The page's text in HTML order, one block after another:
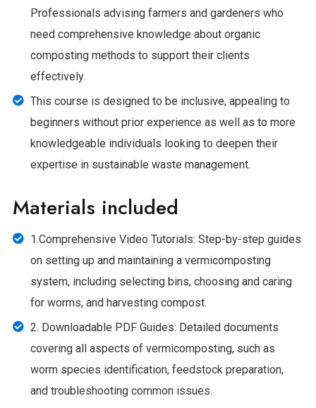
Professionals advising farmers and gardeners who
need comprehensive knowledge about organic
composting methods to support their clients
effectively.
This course is designed to be inclusive, appealing to
beginners without prior experience as well as to more
knowledgeable individuals looking to deepen their
expertise in sustainable waste management.
Materials included
1.Comprehensive Video Tutorials: Step-by-step guides
on setting up and maintaining a vermicomposting
system, including selecting bins, choosing and caring
for worms, and harvesting compost.
2. Downloadable PDF Guides: Detailed documents
covering all aspects of vermicomposting, such as
worm species identification, feedstock preparation,
and troubleshooting common issues.